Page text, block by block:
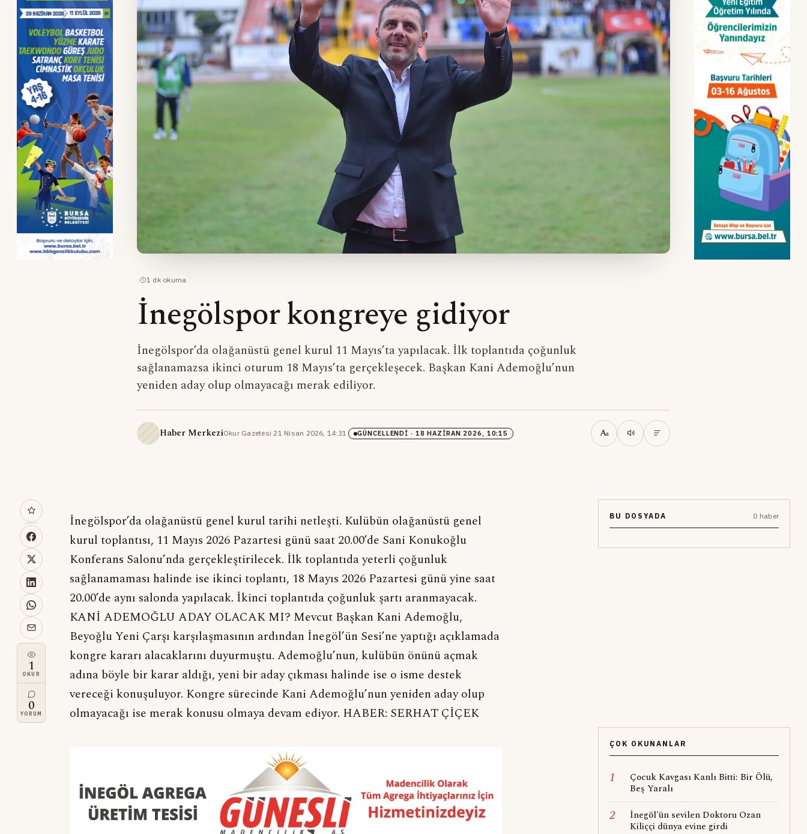
· 1 dk okuma
İnegölspor kongreye gidiyor
İnegölspor’da olağanüstü genel kurul 11 Mayıs’ta yapılacak. İlk toplantıda çoğunluk
sağlanamazsa ikinci oturum 18 Mayıs’ta gerçekleşecek. Başkan Kani Ademoğlu’nun
yeniden aday olup olmayacağı merak ediliyor.
Haber MerkeziOkur Gazetesi·21 Nisan 2026, 14:31 · GÜNCELLENDI · 18 HAZIRAN 2026, 10:15 Aa
1
OKUR
0
YORUM
İnegölspor’da olağanüstü genel kurul tarihi netleşti. Kulübün olağanüstü genel
kurul toplantısı, 11 Mayıs 2026 Pazartesi günü saat 20.00’de Sani Konukoğlu
Konferans Salonu’nda gerçekleştirilecek. İlk toplantıda yeterli çoğunluk
sağlanamaması halinde ise ikinci toplantı, 18 Mayıs 2026 Pazartesi günü yine saat
20.00’de aynı salonda yapılacak. İkinci toplantıda çoğunluk şartı aranmayacak.
KANİ ADEMOĞLU ADAY OLACAK MI? Mevcut Başkan Kani Ademoğlu,
Beyoğlu Yeni Çarşı karşılaşmasının ardından İnegöl’ün Sesi’ne yaptığı açıklamada
kongre kararı alacaklarını duyurmuştu. Ademoğlu’nun, kulübün önünü açmak
adına böyle bir karar aldığı, yeni bir aday çıkması halinde ise o isme destek
vereceği konuşuluyor. Kongre sürecinde Kani Ademoğlu’nun yeniden aday olup
olmayacağı ise merak konusu olmaya devam ediyor. HABER: SERHAT ÇİÇEK
BU DOSYADA 0 haber
ÇOK OKUNANLAR
1
Çocuk Kavgası Kanlı Bitti: Bir Ölü,
Beş Yaralı
2
İnegöl'ün sevilen Doktoru Ozan
Kiliççi dünya evine girdi